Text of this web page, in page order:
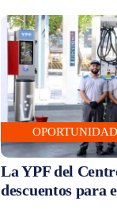
La YPF del
descuentos para